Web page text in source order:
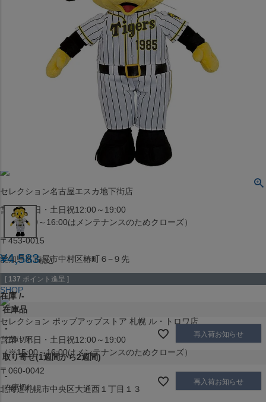
JR水道橋駅西口店
営業：土・日・祝日のみ 12:00-18:00
東京都千代田区神田三崎町２丁目２２−１ 1F
セレクション名古屋エスカ地下街店
営業：平日・土日祝12:00～19:00
（※15:00～16:00はメンテナンスのためクローズ）
〒453-0015
愛知県名古屋市中村区椿町６−９先
MAP
SHOP
セレクション ポップアップストア 札幌 ル・トロワ店
営業：平日・土日祝12:00～19:00
（※15:00～16:00はメンテナンスのためクローズ）
〒060-0042
北海道札幌市中央区大通西１丁目１３
¥4,583税込
[ 137 ポイント進呈 ]
在庫 -
在庫品
-
在庫切れ
再入荷お知らせ
取り寄せ(1週間から2週間)
-
在庫切れ
再入荷お知らせ